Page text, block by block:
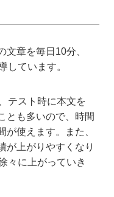
文章を毎日10分、
しています。
テスト時に本文を
とも多いので、時間
が使えます。また、
が上がりやすくなり
々に上がっていき